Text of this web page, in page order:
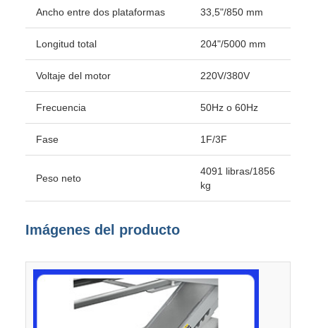
Ancho entre dos plataformas 33,5"/850 mm
Longitud total 204"/5000 mm
Voltaje del motor 220V/380V
Frecuencia 50Hz o 60Hz
Fase 1F/3F
Peso neto
4091 libras/1856
kg
Imágenes del producto